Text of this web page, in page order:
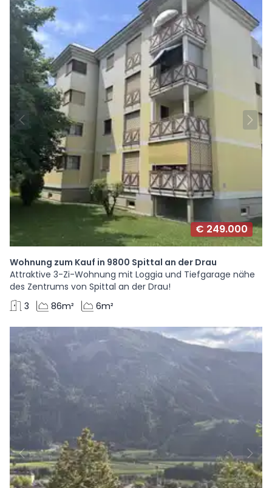
€ 249.000
Wohnung zum Kauf in 9800 Spittal an der Drau
Attraktive 3-Zi-Wohnung mit Loggia und Tiefgarage nähe
des Zentrums von Spittal an der Drau!
3
86m² 6m²